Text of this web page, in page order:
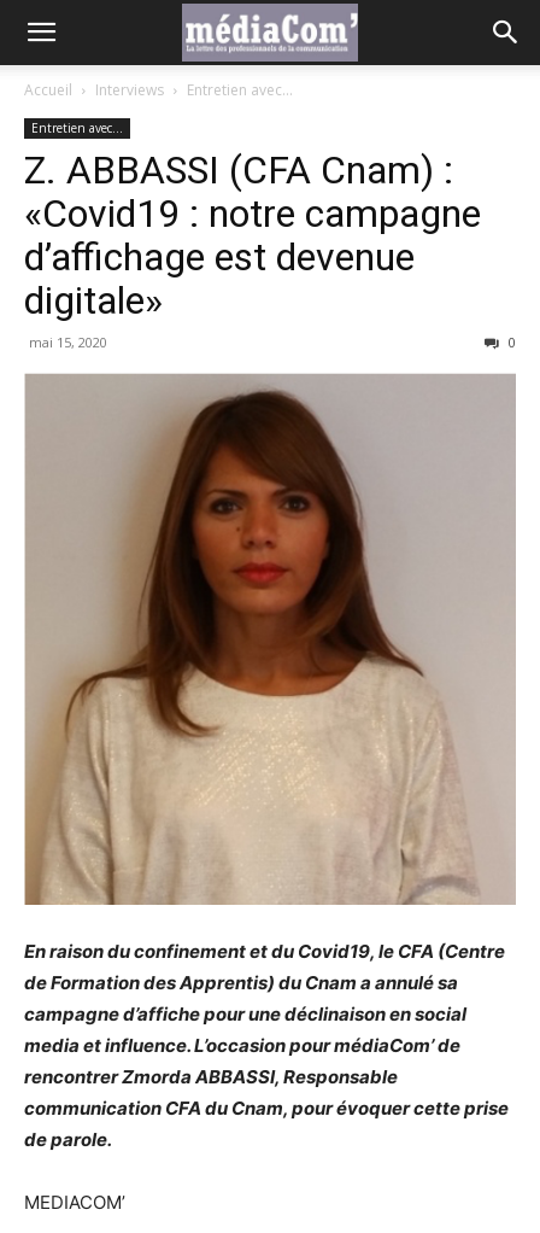
Accueil Interviews Entretien avec...
Entretien avec...
Z. ABBASSI (CFA Cnam) :
«Covid19 : notre campagne
d’affichage est devenue
digitale»
mai 15, 2020 0
En raison du confinement et du Covid19, le CFA (Centre
de Formation des Apprentis) du Cnam a annulé sa
campagne d’affiche pour une déclinaison en social
media et influence. L’occasion pour médiaCom’ de
rencontrer Zmorda ABBASSI, Responsable
communication CFA du Cnam, pour évoquer cette prise
de parole.
MEDIACOM’